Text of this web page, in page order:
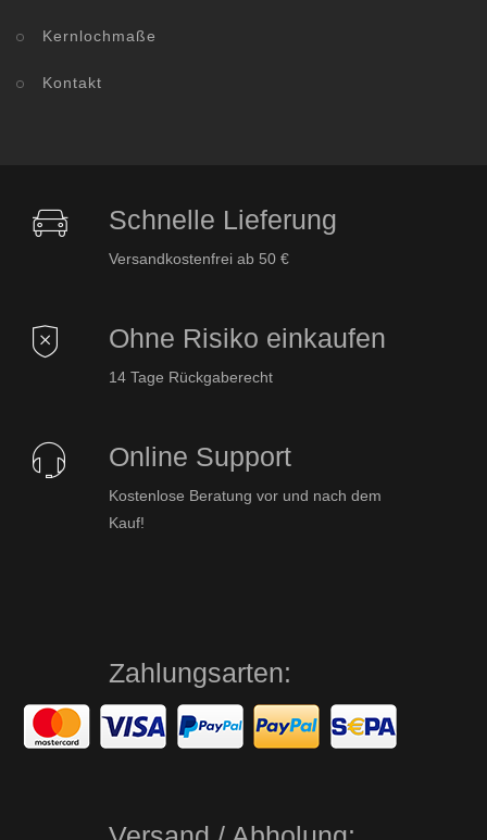
Kernlochmaße
Kontakt
Schnelle Lieferung
Versandkostenfrei ab 50 €
Ohne Risiko einkaufen
14 Tage Rückgaberecht
Online Support
Kostenlose Beratung vor und nach dem
Kauf!
Zahlungsarten: